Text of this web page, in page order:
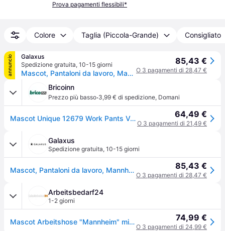
Prova pagamenti flessibili*
Colore Taglia (Piccola-Grande) Consigliato
annuncio
Galaxus
Spedizione gratuita, 10-15 giorni
Mascot, Pantaloni da lavoro, Mannheim (42)
85,43 €
O 3 pagamenti di 28,47 €
Bricoinn
Prezzo più basso·3,99 € di spedizione, Domani
Mascot Unique 12679 Work Pants Verde 45 / 32 64,49 €
O 3 pagamenti di 21,49 €
Galaxus
Spedizione gratuita, 10-15 giorni
Mascot, Pantaloni da lavoro, Mannheim (42) 85,43 €
O 3 pagamenti di 28,47 €
Arbeitsbedarf24
1-2 giorni
Mascot Arbeitshose "Mannheim" mit Kniepolstertaschen in Schwarz 82C50 74,99 €
O 3 pagamenti di 24,99 €